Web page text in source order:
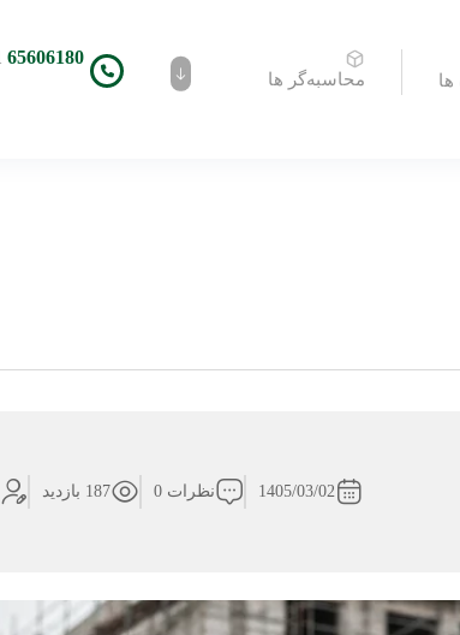
ها محاسبه‌گر ها
65606180
021
1405/03/02 نظرات 0 187 بازدید